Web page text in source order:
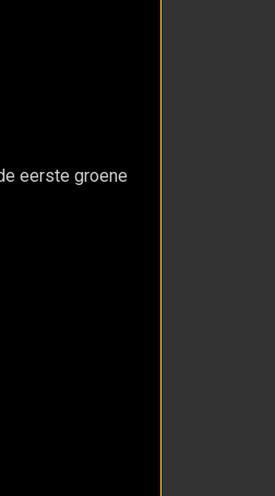
eerste groene